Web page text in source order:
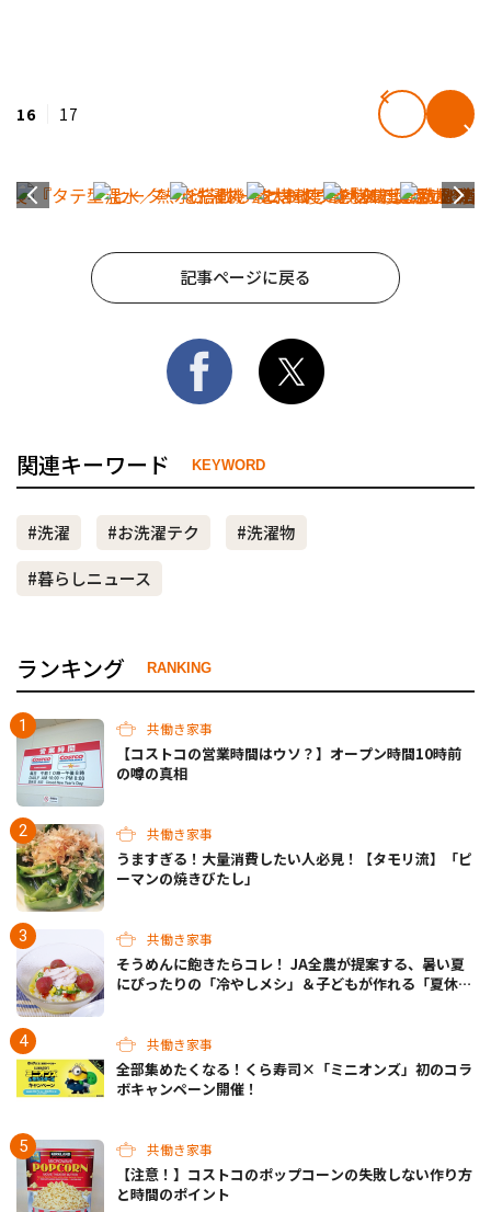
16 17
記事ページに戻る
関連キーワード KEYWORD
#洗濯 #お洗濯テク
#洗濯物
#暮らしニュース
ランキング RANKING
共働き家事
【コストコの営業時間はウソ？】オープン時間10時前
の噂の真相
共働き家事
うますぎる！大量消費したい人必見！【タモリ流】「ピ
ーマンの焼きびたし」
共働き家事
そうめんに飽きたらコレ！ JA全農が提案する、暑い夏
にぴったりの「冷やしメシ」＆子どもが作れる「夏休み
共働き家事
全部集めたくなる！くら寿司×「ミニオンズ」初のコラ
ボキャンペーン開催！
共働き家事
【注意！】コストコのポップコーンの失敗しない作り方
と時間のポイント